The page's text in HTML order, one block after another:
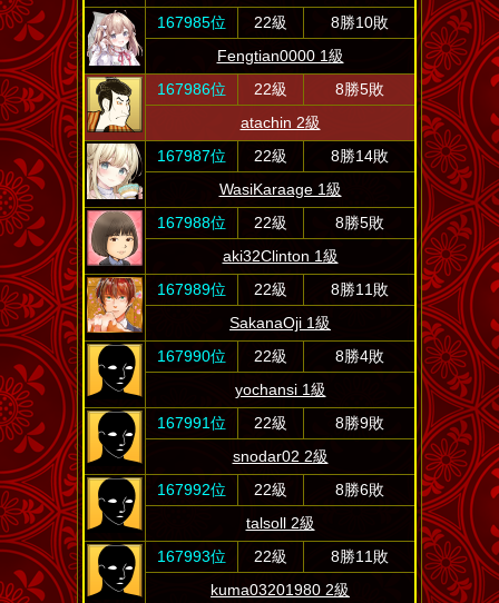
167985位
22級
8勝10敗
Fengtian0000 1級
167986位
22級
8勝5敗
atachin 2級
167987位
22級
8勝14敗
WasiKaraage 1級
167988位
22級
8勝5敗
aki32Clinton 1級
167989位
22級
8勝11敗
SakanaOji 1級
167990位
22級
8勝4敗
yochansi 1級
167991位
22級
8勝9敗
snodar02 2級
167992位
22級
8勝6敗
talsoll 2級
167993位
22級
8勝11敗
kuma03201980 2級